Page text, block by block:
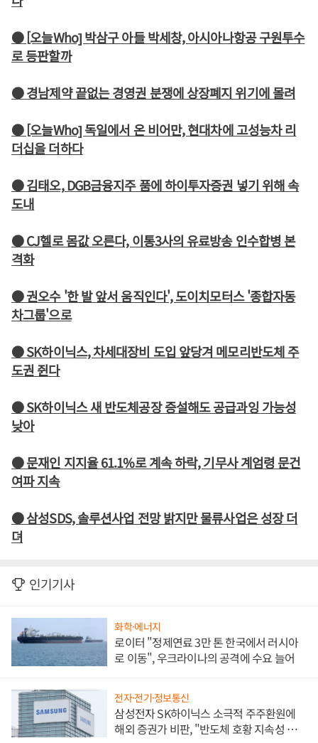
● [오늘Who] 박삼구 아들 박세창, 아시아나항공 구원투수
로 등판할까
● 경남제약 끝없는 경영권 분쟁에 상장폐지 위기에 몰려
● [오늘Who] 독일에서 온 비어만, 현대차에 고성능차 리
더십을 더하다
● 김태오, DGB금융지주 품에 하이투자증권 넣기 위해 속
도내
● CJ헬로 몸값 오른다, 이통3사의 유료방송 인수합병 본
격화
● 권오수 '한 발 앞서 움직인다', 도이치모터스 '종합자동
차그룹'으로
● SK하이닉스, 차세대장비 도입 앞당겨 메모리반도체 주
도권 쥔다
● SK하이닉스 새 반도체공장 증설해도 공급과잉 가능성
낮아
● 문재인 지지율 61.1%로 계속 하락, 기무사 계엄령 문건
여파 지속
● 삼성SDS, 솔루션사업 전망 밝지만 물류사업은 성장 더
뎌
인기기사
화학·에너지
로이터 "정제연료 3만 톤 한국에서 러시아
로 이동", 우크라이나의 공격에 수요 늘어
전자·전기·정보통신
삼성전자 SK하이닉스 소극적 주주환원에
해외 증권가 비판, "반도체 호황 지속성 의